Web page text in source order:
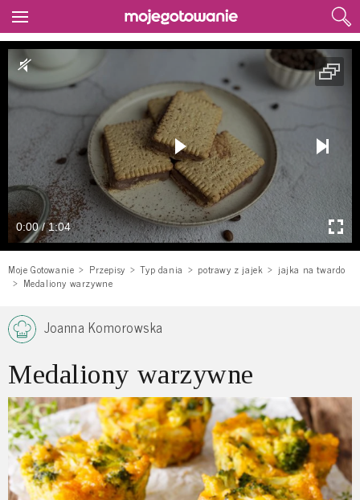
0:00 / 1:04
Moje Gotowanie Przepisy Typ dania potrawy z jajek
jajka na twardo
Medaliony warzywne
Joanna Komorowska
Medaliony warzywne